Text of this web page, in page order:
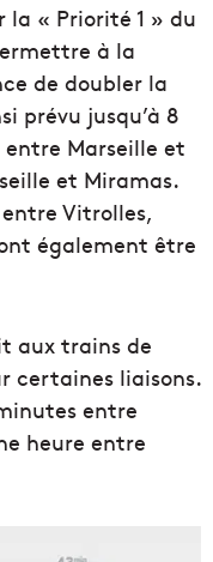
« Priorité 1 » du
à la
de doubler la
prévu jusqu’à 8
Marseille et
et Miramas.
Vitrolles,
également être
aux trains de
certaines liaisons.
entre
heure entre